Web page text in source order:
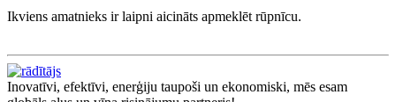
Ikviens amatnieks ir laipni aicināts apmeklēt rūpnīcu.
Inovatīvi, efektīvi, enerģiju taupoši un ekonomiski, mēs esam